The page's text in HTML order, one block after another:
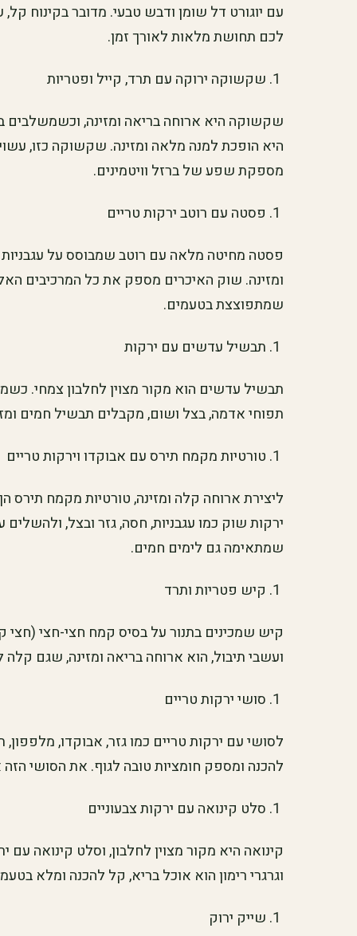
עם יוגורט דל שומן ודבש טבעי. מדובר בקינוח קל,
לכם תחושת מלאות לאורך זמן.
שקשוקה ירוקה עם תרד, קייל ופטריות
שקשוקה היא ארוחה בריאה ומזינה, וכשמשלבים
היא הופכת למנה מלאה ומזינה. שקשוקה כזו,
מספקת שפע של ברזל וויטמינים.
פסטה עם רוטב ירקות טריים
פסטה מחיטה מלאה עם רוטב שמבוסס על עגבניות
ומזינה. שוק האיכרים מספק את כל המרכיבים
שמתפוצצת בטעמים.
תבשיל עדשים עם ירקות
תבשיל עדשים הוא מקור מצוין לחלבון צמחי.
תפוחי אדמה, בצל ושום, מקבלים תבשיל חמים
טורטיות מקמח תירס עם אבוקדו וירקות טריים
ליצירת ארוחה קלה ומזינה, טורטיות מקמח תירס
ירקות שוק כמו עגבניות, חסה, גזר ובצל, ולהשלים
שמתאימה גם לימים חמים.
קיש פטריות ותרד
קיש שמכינים בתנור על בסיס קמח חצי-חצי
ועשבי תיבול, הוא ארוחה בריאה ומזינה, שגם
סושי ירקות טריים
לסושי עם ירקות טריים כמו גזר, אבוקדו,
להכנה ומספק חומציות טובה לגוף. את הסושי
סלט קינואה עם ירקות צבעוניים
קינואה היא מקור מצוין לחלבון, וסלט קינואה עם
וגרגרי רימון הוא אוכל בריא, קל להכנה ומלא
שייק ירוק